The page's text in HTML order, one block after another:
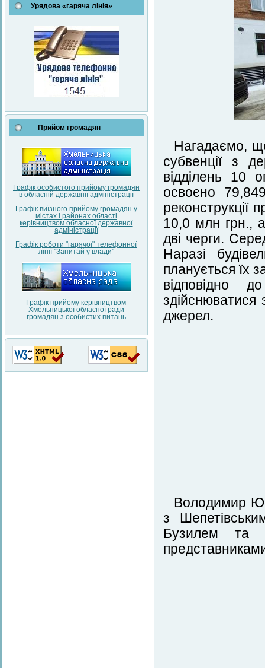
Урядова «гаряча лінія»
Прийом громадян
Графік особистого прийому громадян
в обласній державнії адміністрації
Графік виїзного прийому громадян у
містах і районах області
керівництвом обласної державної
адміністрації
Графік роботи "гарячої" телефонної
лінії "Запитай у влади"
Графік прийому керівництвом
Хмельницької обласної ради
громадян з особистих питань
Нагадаємо,
субвенції з
відділень 10
освоєно
реконструкції
10,0 млн грн.,
дві черги.
Наразі
планується їх
відповідно
здійснюватися
джерел.
Володимир
з
Бузилем та